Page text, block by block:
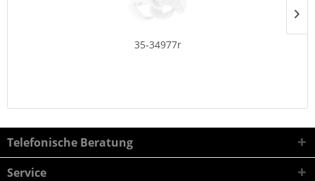
35-34977r
Telefonische Beratung
Service